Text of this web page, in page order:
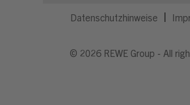
Datenschutzhinweise
© 2026 REWE Group - All